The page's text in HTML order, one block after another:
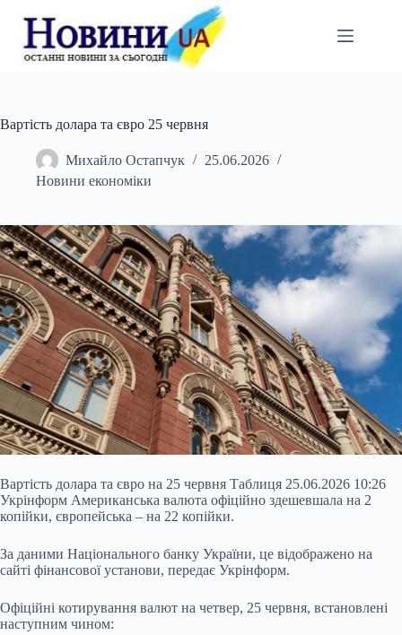
вмісту
Вартість долара та євро 25 червня
Михайло Остапчук
25.06.2026
Новини економіки
Вартість долара та євро на 25 червня Таблиця 25.06.2026 10:26
Укрінформ Американська валюта офіційно здешевшала на 2
копійки, європейська – на 22 копійки.
За даними Національного банку України, це відображено на
сайті фінансової установи, передає Укрінформ.
Офіційні котирування валют на четвер, 25 червня, встановлені
наступним чином: